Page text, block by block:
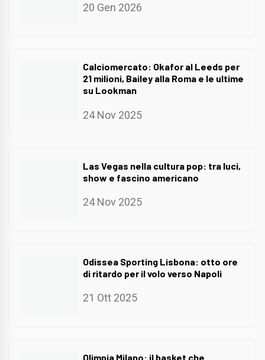
20 Gen 2026
Calciomercato: Okafor al Leeds per
21 milioni, Bailey alla Roma e le ultime
su Lookman
24 Nov 2025
Las Vegas nella cultura pop: tra luci,
show e fascino americano
24 Nov 2025
Odissea Sporting Lisbona: otto ore
di ritardo per il volo verso Napoli
21 Ott 2025
Olimpia Milano: il basket che